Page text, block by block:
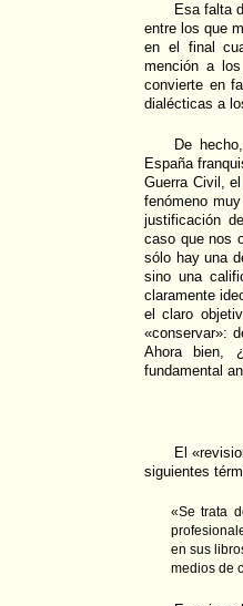
Esa falta
entre los que
en el final
mención a
convierte en
dialécticas a
De
España
Guerra Civil,
fenómeno
justificación
caso que nos
sólo hay una
sino una
claramente
el claro
«conservar»:
Ahora bien,
fundamental
El
siguientes
«Se trata
en sus
medios de